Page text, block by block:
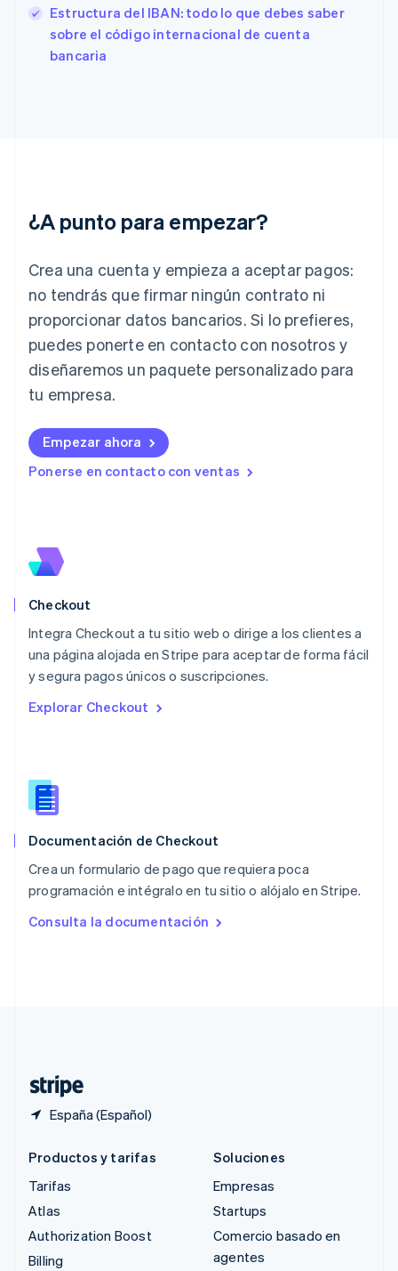
Estructura del IBAN: todo lo que debes saber
sobre el código internacional de cuenta
bancaria
¿A punto para empezar?
Crea una cuenta y empieza a aceptar pagos:
no tendrás que firmar ningún contrato ni
proporcionar datos bancarios. Si lo prefieres,
puedes ponerte en contacto con nosotros y
diseñaremos un paquete personalizado para
tu empresa.
Empezar ahora
Ponerse en contacto con ventas
Checkout
Integra Checkout a tu sitio web o dirige a los clientes a
una página alojada en Stripe para aceptar de forma fácil
y segura pagos únicos o suscripciones.
Explorar Checkout
Documentación de Checkout
Crea un formulario de pago que requiera poca
programación e intégralo en tu sitio o alójalo en Stripe.
Consulta la documentación
España (Español)
Estonia
Finlandia
EnglishSvenska
India
English
Italia
ItalianoEnglish
Japón
日本語 English
Letonia
Liechtenstein
Lituania
English
Luxemburgo
Malta
English
Español
English
Nueva Zelanda
English
NederlandsEnglish
Português
RAE de Hong Kong, China
Reino Unido
República Checa
English
English
Productos y tarifas
Tarifas
Atlas
Authorization Boost
Billing
Soluciones
Empresas
Startups
Comercio basado en
agentes